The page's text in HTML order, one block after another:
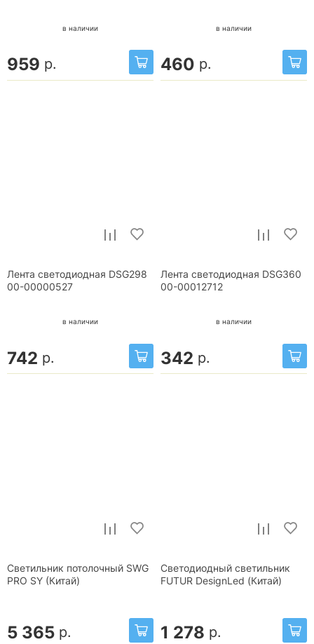
в наличии
959 р.
в наличии
460 р.
Лента светодиодная DSG298
00-00000527
в наличии
742 р.
Лента светодиодная DSG360
00-00012712
в наличии
342 р.
Светильник потолочный SWG
PRO SY (Китай)
5 365 р.
Светодиодный светильник
FUTUR DesignLed (Китай)
1 278 р.